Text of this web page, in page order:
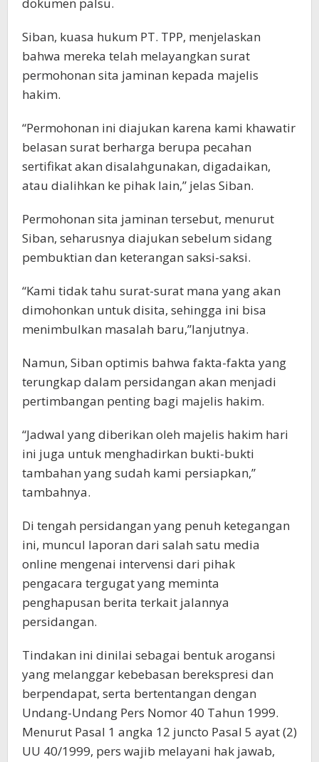
Siban, kuasa hukum PT. TPP, menjelaskan
bahwa mereka telah melayangkan surat
permohonan sita jaminan kepada majelis
hakim.
“Permohonan ini diajukan karena kami khawatir
belasan surat berharga berupa pecahan
sertifikat akan disalahgunakan, digadaikan,
atau dialihkan ke pihak lain,” jelas Siban.
Permohonan sita jaminan tersebut, menurut
Siban, seharusnya diajukan sebelum sidang
pembuktian dan keterangan saksi-saksi.
“Kami tidak tahu surat-surat mana yang akan
dimohonkan untuk disita, sehingga ini bisa
menimbulkan masalah baru,”lanjutnya.
Namun, Siban optimis bahwa fakta-fakta yang
terungkap dalam persidangan akan menjadi
pertimbangan penting bagi majelis hakim.
“Jadwal yang diberikan oleh majelis hakim hari
ini juga untuk menghadirkan bukti-bukti
tambahan yang sudah kami persiapkan,”
tambahnya.
Di tengah persidangan yang penuh ketegangan
ini, muncul laporan dari salah satu media
online mengenai intervensi dari pihak
pengacara tergugat yang meminta
penghapusan berita terkait jalannya
persidangan.
Tindakan ini dinilai sebagai bentuk arogansi
yang melanggar kebebasan berekspresi dan
berpendapat, serta bertentangan dengan
Undang-Undang Pers Nomor 40 Tahun 1999.
Menurut Pasal 1 angka 12 juncto Pasal 5 ayat (2)
UU 40/1999, pers wajib melayani hak jawab,